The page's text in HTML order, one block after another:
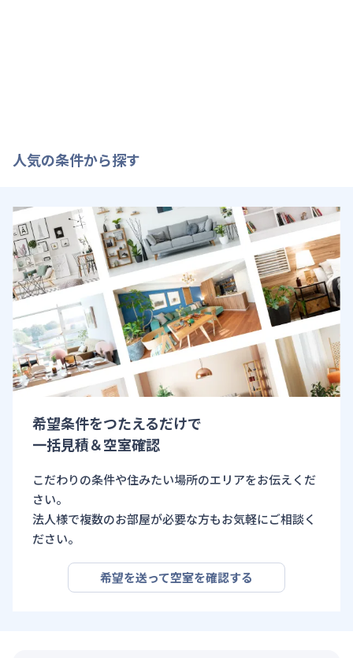
人気の条件から探す
希望条件をつたえるだけで
一括見積＆空室確認
こだわりの条件や住みたい場所のエリアをお伝えくだ
さい。
法人様で複数のお部屋が必要な方もお気軽にご相談く
ださい。
希望を送って空室を確認する